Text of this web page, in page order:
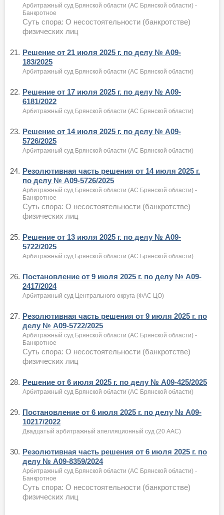
Арбитражный суд Брянской области (АС Брянской области) -
Банкротное
Суть спора: О несостоятельности (банкротстве)
физических лиц
21. Решение от 21 июля 2025 г. по делу № А09-
183/2025
Арбитражный суд Брянской области (АС Брянской области)
22. Решение от 17 июля 2025 г. по делу № А09-
6181/2022
Арбитражный суд Брянской области (АС Брянской области)
23. Решение от 14 июля 2025 г. по делу № А09-
5726/2025
Арбитражный суд Брянской области (АС Брянской области)
24. Резолютивная часть решения от 14 июля 2025 г.
по делу № А09-5726/2025
Арбитражный суд Брянской области (АС Брянской области) -
Банкротное
Суть спора: О несостоятельности (банкротстве)
физических лиц
25. Решение от 13 июля 2025 г. по делу № А09-
5722/2025
Арбитражный суд Брянской области (АС Брянской области)
26. Постановление от 9 июля 2025 г. по делу № А09-
2417/2024
Арбитражный суд Центрального округа (ФАС ЦО)
27. Резолютивная часть решения от 9 июля 2025 г. по
делу № А09-5722/2025
Арбитражный суд Брянской области (АС Брянской области) -
Банкротное
Суть спора: О несостоятельности (банкротстве)
физических лиц
28. Решение от 6 июля 2025 г. по делу № А09-425/2025
Арбитражный суд Брянской области (АС Брянской области)
29. Постановление от 6 июля 2025 г. по делу № А09-
10217/2022
Двадцатый арбитражный апелляционный суд (20 ААС)
30. Резолютивная часть решения от 6 июля 2025 г. по
делу № А09-8359/2024
Арбитражный суд Брянской области (АС Брянской области) -
Банкротное
Суть спора: О несостоятельности (банкротстве)
физических лиц